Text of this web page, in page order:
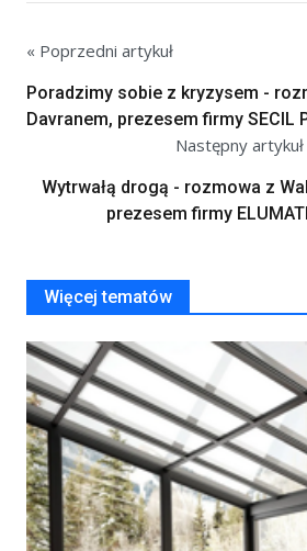
« Poprzedni artykuł
Poradzimy sobie z kryzysem -
Davranem, prezesem firmy SECIL
Następny artykuł
Wytrwałą drogą - rozmowa z
prezesem firmy
Więcej tematów